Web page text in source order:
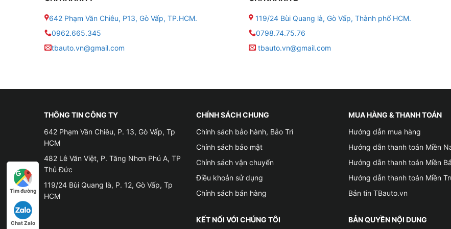
• ROM: 32GB
• Hệ điều hành: Android 10
642 Phạm Văn Chiêu, P13, Gò Vấp, TP.HCM.
0962.665.345
tbauto.vn@gmail.com
119/24 Bùi Quang là, Gò Vấp, Thành phố HCM.
0798.74.75.76
tbauto.vn@gmail.com
THÔNG TIN CÔNG TY
642 Phạm Văn Chiêu, P. 13, Gò Vấp, Tp
HCM
482 Lê Văn Việt, P. Tăng Nhơn Phú A, TP
Thủ Đức
119/24 Bùi Quang là, P. 12, Gò Vấp, Tp
HCM
CHÍNH SÁCH CHUNG
Chính sách bảo hành, Bảo Trì
Chính sách bảo mật
Chính sách vận chuyển
Điều khoản sử dụng
Chính sách bán hàng
MUA HÀNG & THANH TOÁN
Hướng dẫn mua hàng
Hướng dẫn thanh toán Miền
Hướng dẫn thanh toán Miền
Hướng dẫn thanh toán Miền
Bản tin TBauto.vn
KẾT NỐI VỚI CHÚNG TÔI BẢN QUYỀN NỘI DUNG
Tìm đường
Chat Zalo